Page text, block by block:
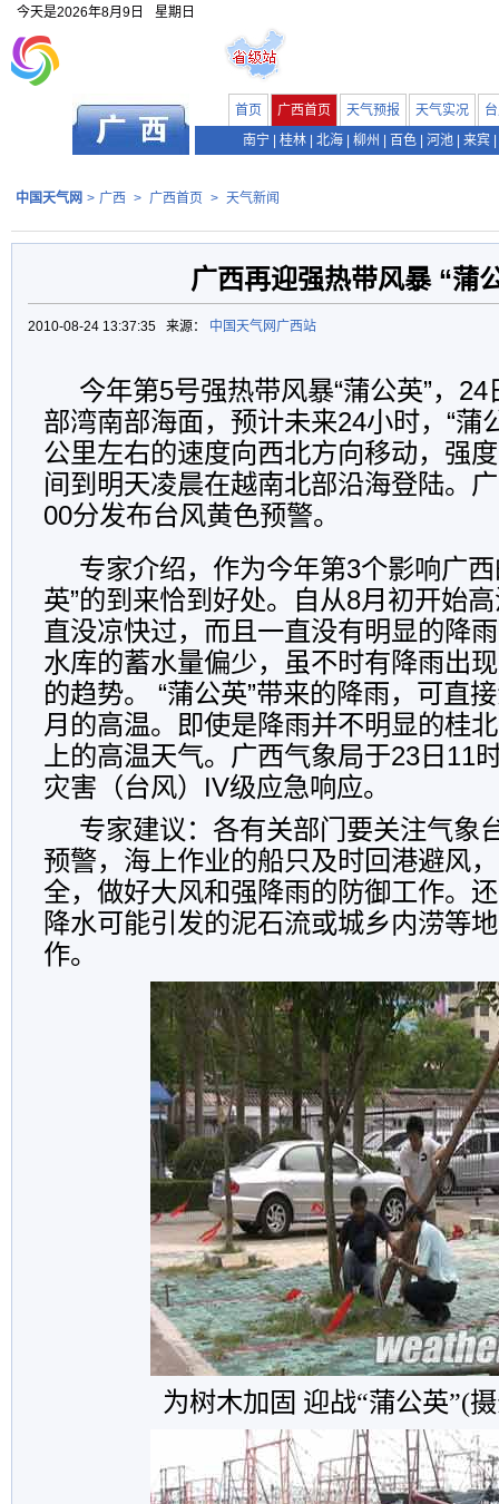
今天是2026年8月9日 星期日
首页 广西首页 天气预报 天气实况
南宁
桂林 北海 柳州 百色 河池 来宾
中国天气网 > 广西 > 广西首页 > 天气新闻
广西再迎强热带风暴 “蒲
2010-08-24 13:37:35 来源： 中国天气网广西站
今年第5号强热带风暴“蒲公英”，
部湾南部海面，预计未来24小时，“蒲
公里左右的速度向西北方向移动，强
间到明天凌晨在越南北部沿海登陆。
00分发布台风黄色预警。
专家介绍，作为今年第3个影响广
英”的到来恰到好处。自从8月初开始
直没凉快过，而且一直没有明显的降
水库的蓄水量偏少，虽不时有降雨出
的趋势。 “蒲公英”带来的降雨，可直
月的高温。即使是降雨并不明显的桂
上的高温天气。广西气象局于23日11
灾害（台风）IV级应急响应。
专家建议：各有关部门要关注气象
预警，海上作业的船只及时回港避风
全，做好大风和强降雨的防御工作。
降水可能引发的泥石流或城乡内涝等
作。
为树木加固 迎战“蒲公英”(